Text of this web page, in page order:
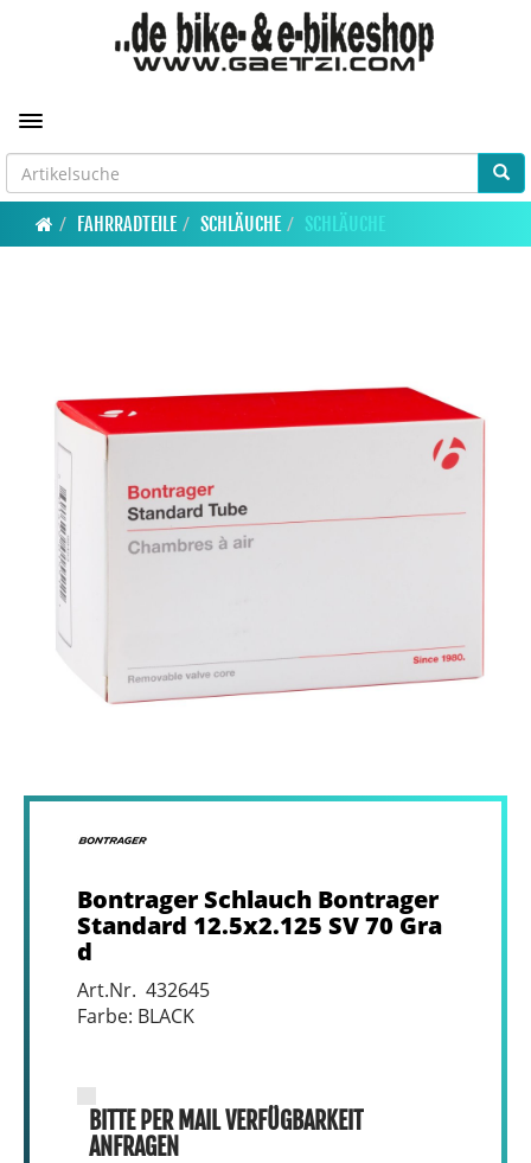
Toggle navigation
FAHRRADTEILE SCHLÄUCHE SCHLÄUCHE
Bontrager Schlauch Bontrager
Standard 12.5x2.125 SV 70 Gra
d
Art.Nr. 432645
Farbe: BLACK
BITTE PER MAIL VERFÜGBARKEIT
ANFRAGEN